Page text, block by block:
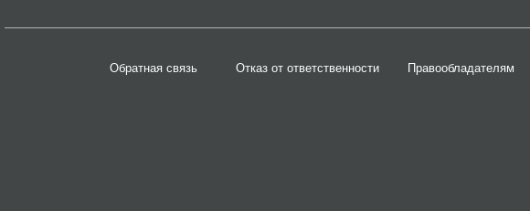
Обратная связь Отказ от ответственности Правообладателям